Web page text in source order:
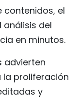
el
análisis del
en minutos.
advierten
la proliferación
y